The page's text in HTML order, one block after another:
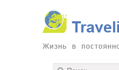
Жизнь в постоянном путешествии